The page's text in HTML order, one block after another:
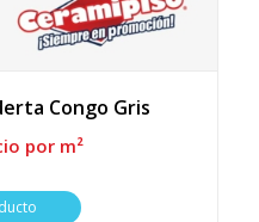
Congo Gris
por m²